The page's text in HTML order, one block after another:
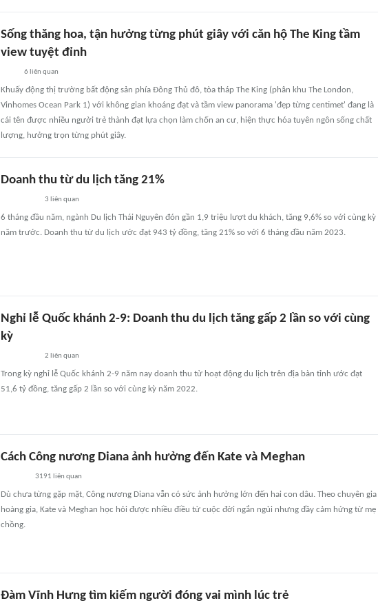
Sống thăng hoa, tận hưởng từng phút giây với căn hộ The King tầm
view tuyệt đỉnh
6 liên quan
Khuấy động thị trường bất động sản phía Đông Thủ đô, tòa tháp The King (phân khu The London,
Vinhomes Ocean Park 1) với không gian khoáng đạt và tầm view panorama 'đẹp từng centimet' đang là
cái tên được nhiều người trẻ thành đạt lựa chọn làm chốn an cư, hiện thực hóa tuyên ngôn sống chất
lượng, hưởng trọn từng phút giây.
Doanh thu từ du lịch tăng 21%
3 liên quan
6 tháng đầu năm, ngành Du lịch Thái Nguyên đón gần 1,9 triệu lượt du khách, tăng 9,6% so với cùng kỳ
năm trước. Doanh thu từ du lịch ước đạt 943 tỷ đồng, tăng 21% so với 6 tháng đầu năm 2023.
Nghỉ lễ Quốc khánh 2-9: Doanh thu du lịch tăng gấp 2 lần so với cùng
kỳ
2 liên quan
Trong kỳ nghỉ lễ Quốc khánh 2-9 năm nay doanh thu từ hoạt động du lịch trên địa bàn tỉnh ước đạt
51,6 tỷ đồng, tăng gấp 2 lần so với cùng kỳ năm 2022.
Cách Công nương Diana ảnh hưởng đến Kate và Meghan
3191 liên quan
Dù chưa từng gặp mặt, Công nương Diana vẫn có sức ảnh hưởng lớn đến hai con dâu. Theo chuyên gia
hoàng gia, Kate và Meghan học hỏi được nhiều điều từ cuộc đời ngắn ngủi nhưng đầy cảm hứng từ mẹ
chồng.
Đàm Vĩnh Hưng tìm kiếm người đóng vai mình lúc trẻ